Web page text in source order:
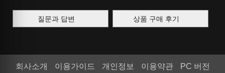
질문과 답변 상품 구매 후기
회사소개 이용가이드 개인정보 이용약관 PC 버전